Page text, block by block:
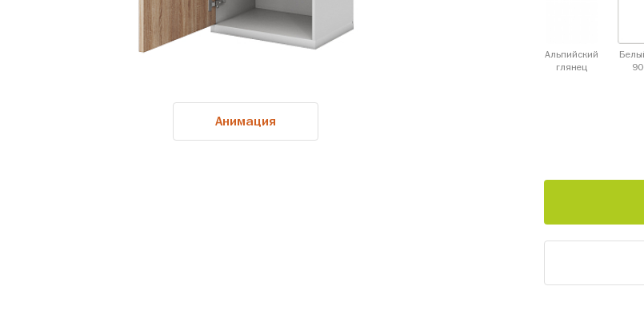
Анимация
Альпийский
глянец